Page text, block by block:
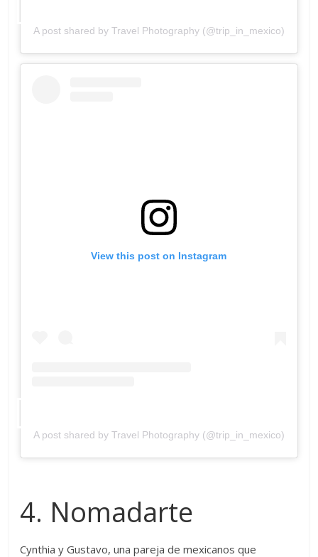
A post shared by Travel Photography (@trip_in_mexico)
View this post on Instagram
A post shared by Travel Photography (@trip_in_mexico)
4. Nomadarte
Cynthia y Gustavo, una pareja de mexicanos que